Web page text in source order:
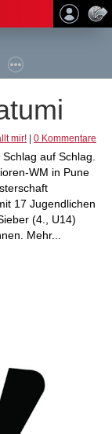
mir! 0 Kommentare
auf Schlag.
WM in Pune
17 Jugendlichen
(4., U14)
Mehr...